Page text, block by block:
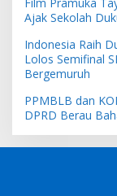
Ajak Sekolah
Indonesia Raih
Lolos Semifinal
Bergemuruh
PPMBLB dan
DPRD Berau